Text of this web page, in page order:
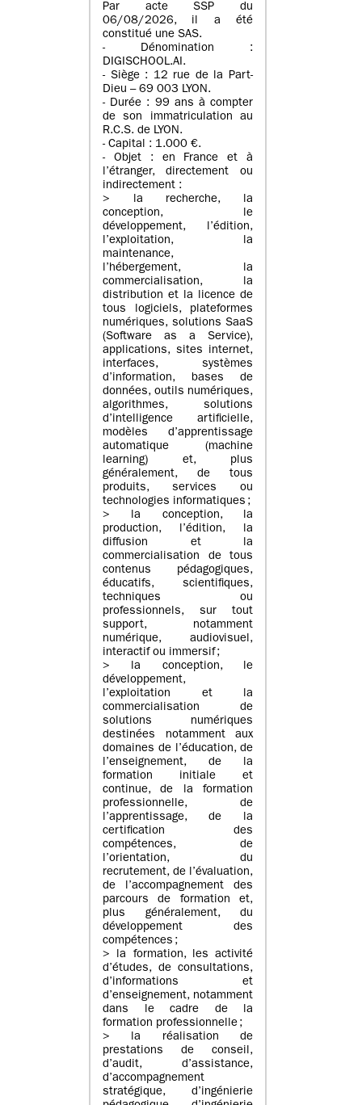
Par acte SSP du
06/08/2026, il a été
constitué une SAS.
- Dénomination :
DIGISCHOOL.AI.
- Siège : 12 rue de la Part-
Dieu – 69 003 LYON.
- Durée : 99 ans à compter
de son immatriculation au
R.C.S. de LYON.
- Capital : 1.000 €.
- Objet : en France et à
l’étranger, directement ou
indirectement :
> la recherche, la
conception, le
développement, l’édition,
l’exploitation, la
maintenance,
l’hébergement, la
commercialisation, la
distribution et la licence de
tous logiciels, plateformes
numériques, solutions SaaS
(Software as a Service),
applications, sites internet,
interfaces, systèmes
d’information, bases de
données, outils numériques,
algorithmes, solutions
d’intelligence artificielle,
modèles d’apprentissage
automatique (machine
learning) et, plus
généralement, de tous
produits, services ou
technologies informatiques ;
> la conception, la
production, l’édition, la
diffusion et la
commercialisation de tous
contenus pédagogiques,
éducatifs, scientifiques,
techniques ou
professionnels, sur tout
support, notamment
numérique, audiovisuel,
interactif ou immersif ;
> la conception, le
développement,
l’exploitation et la
commercialisation de
solutions numériques
destinées notamment aux
domaines de l’éducation, de
l’enseignement, de la
formation initiale et
continue, de la formation
professionnelle, de
l’apprentissage, de la
certification des
compétences, de
l’orientation, du
recrutement, de l’évaluation,
de l’accompagnement des
parcours de formation et,
plus généralement, du
développement des
compétences ;
> la formation, les activité
d’études, de consultations,
d’informations et
d’enseignement, notamment
dans le cadre de la
formation professionnelle ;
> la réalisation de
prestations de conseil,
d’audit, d’assistance,
d’accompagnement
stratégique, d’ingénierie